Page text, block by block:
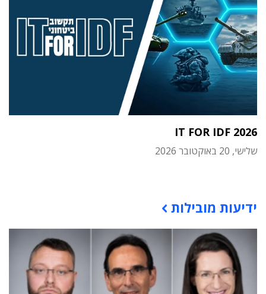
IT FOR IDF 2026
שלישי, 20 באוקטובר 2026
ידיעות מובילות